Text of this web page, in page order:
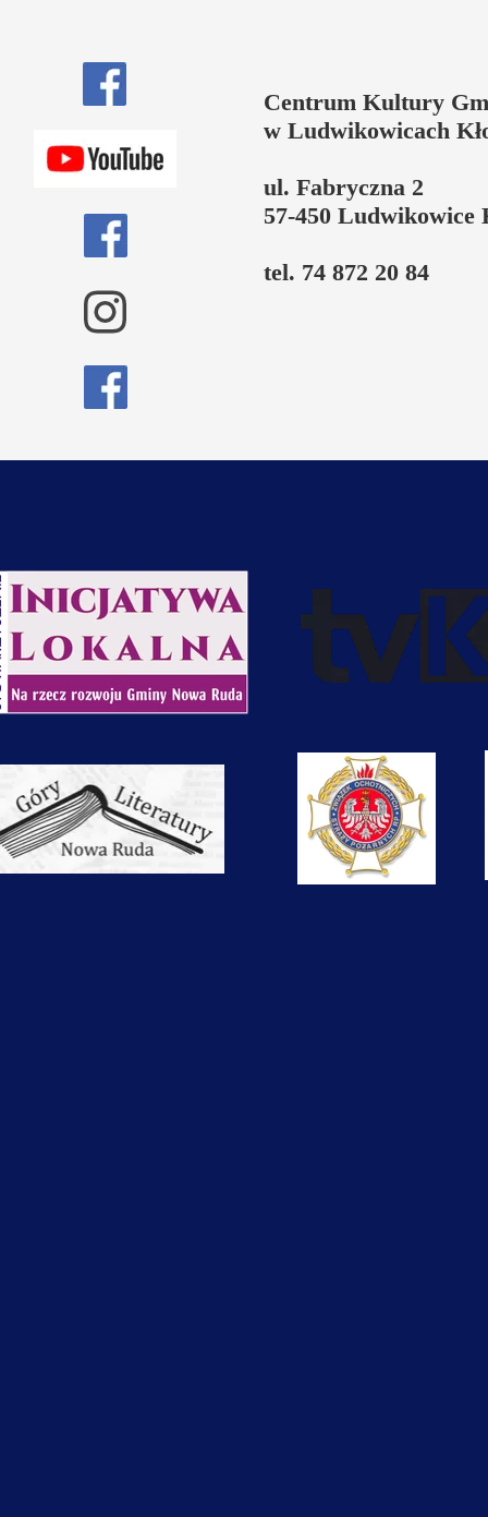
Centrum Kultury
w Ludwikowicach
ul. Fabryczna 2
57-450 Ludwikowice
tel. 74 872 20 84